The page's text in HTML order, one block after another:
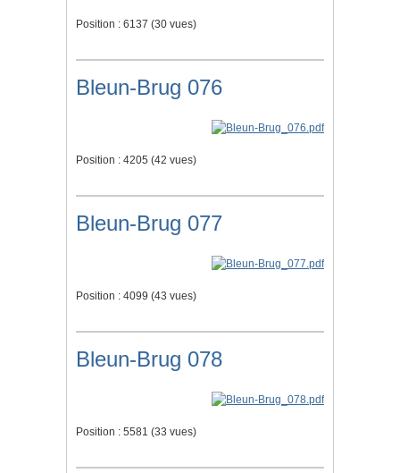
Position : 6137 (30 vues)
Bleun-Brug 076
Position : 4205 (42 vues)
Bleun-Brug 077
Position : 4099 (43 vues)
Bleun-Brug 078
Position : 5581 (33 vues)